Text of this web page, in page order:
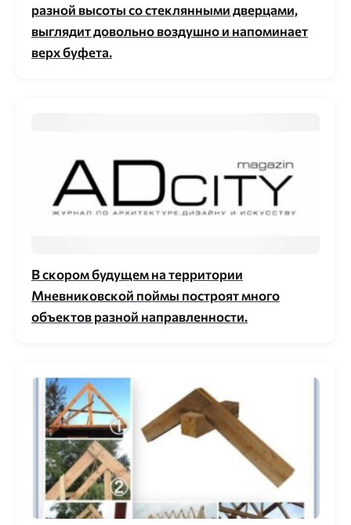
разной высоты со стеклянными дверцами,
выглядит довольно воздушно и напоминает
верх буфета.
В скором будущем на территории
Мневниковской поймы построят много
объектов разной направленности.